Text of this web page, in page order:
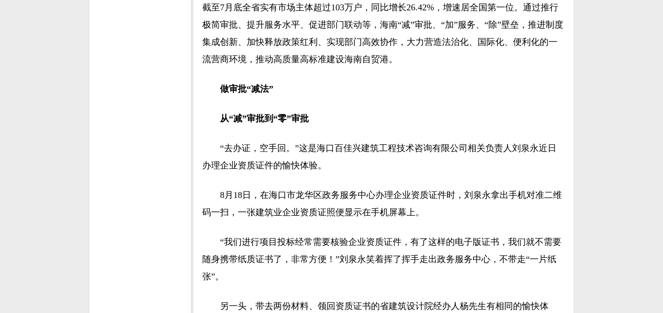
截至7月底全省实有市场主体超过103万户，同比增长26.42%，增速居全国第一位。通过推行
极简审批、提升服务水平、促进部门联动等，海南“减”审批、“加”服务、“除”壁垒，推进制度
集成创新、加快释放政策红利、实现部门高效协作，大力营造法治化、国际化、便利化的一
流营商环境，推动高质量高标准建设海南自贸港。
做审批“减法”
从“减”审批到“零”审批
“去办证，空手回。”这是海口百佳兴建筑工程技术咨询有限公司相关负责人刘泉永近日
办理企业资质证件的愉快体验。
8月18日，在海口市龙华区政务服务中心办理企业资质证件时，刘泉永拿出手机对准二维
码一扫，一张建筑业企业资质证照便显示在手机屏幕上。
“我们进行项目投标经常需要核验企业资质证件，有了这样的电子版证书，我们就不需要
随身携带纸质证书了，非常方便！”刘泉永笑着挥了挥手走出政务服务中心，不带走“一片纸
张”。
另一头，带去两份材料、领回资质证书的省建筑设计院经办人杨先生有相同的愉快体